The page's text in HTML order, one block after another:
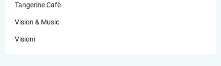
Tangerine Cafè
Vision & Music
Visioni